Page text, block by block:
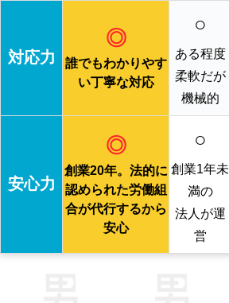
対応力
◎
誰でもわかりやす
い丁寧な対応
○
ある程度
柔軟だが
機械的
安心力
◎
創業20年。法的に
認められた労働組
合が代行するから
安心
○
創業1年未
満の
法人が運
営